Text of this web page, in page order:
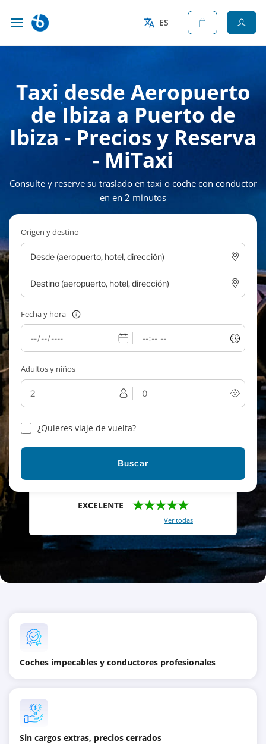
ES
Taxi desde Aeropuerto
de Ibiza a Puerto de
Ibiza - Precios y Reserva
- MiTaxi
Consulte y reserve su traslado en taxi o coche con conductor
en en 2 minutos
Origen y destino
Fecha y hora
Adultos y niños
¿Quieres viaje de vuelta?
Buscar
EXCELENTE ★★★★★
Ver todas
Coches impecables y conductores profesionales
Sin cargos extras, precios cerrados